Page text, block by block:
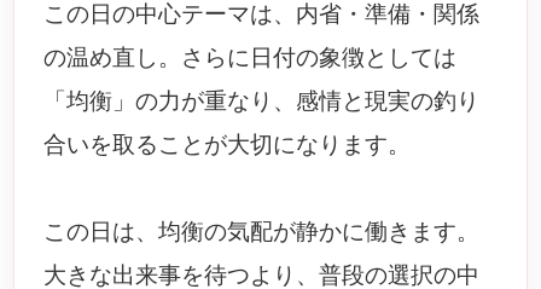
この日の中心テーマは、内省・準備・関係
の温め直し。さらに日付の象徴としては
「均衡」の力が重なり、感情と現実の釣り
合いを取ることが大切になります。
この日は、均衡の気配が静かに働きます。
大きな出来事を待つより、普段の選択の中